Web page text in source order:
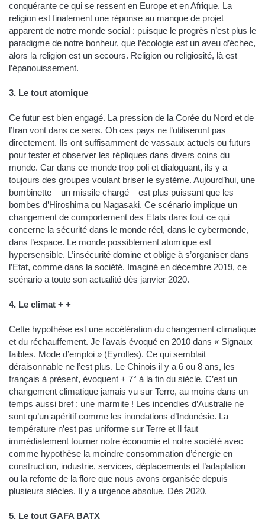
conquérante ce qui se ressent en Europe et en Afrique. La
religion est finalement une réponse au manque de projet
apparent de notre monde social : puisque le progrès n’est plus le
paradigme de notre bonheur, que l’écologie est un aveu d’échec,
alors la religion est un secours. Religion ou religiosité, là est
l’épanouissement.
3. Le tout atomique
Ce futur est bien engagé. La pression de la Corée du Nord et de
l’Iran vont dans ce sens. Oh ces pays ne l’utiliseront pas
directement. Ils ont suffisamment de vassaux actuels ou futurs
pour tester et observer les répliques dans divers coins du
monde. Car dans ce monde trop poli et dialoguant, ils y a
toujours des groupes voulant briser le système. Aujourd’hui, une
bombinette – un missile chargé – est plus puissant que les
bombes d’Hiroshima ou Nagasaki. Ce scénario implique un
changement de comportement des Etats dans tout ce qui
concerne la sécurité dans le monde réel, dans le cybermonde,
dans l’espace. Le monde possiblement atomique est
hypersensible. L’insécurité domine et oblige à s’organiser dans
l’Etat, comme dans la société. Imaginé en décembre 2019, ce
scénario a toute son actualité dès janvier 2020.
4. Le climat + +
Cette hypothèse est une accélération du changement climatique
et du réchauffement. Je l’avais évoqué en 2010 dans « Signaux
faibles. Mode d’emploi » (Eyrolles). Ce qui semblait
déraisonnable ne l’est plus. Le Chinois il y a 6 ou 8 ans, les
français à présent, évoquent + 7° à la fin du siècle. C’est un
changement climatique jamais vu sur Terre, au moins dans un
temps aussi bref : une marmite ! Les incendies d’Australie ne
sont qu’un apéritif comme les inondations d’Indonésie. La
température n’est pas uniforme sur Terre et Il faut
immédiatement tourner notre économie et notre société avec
comme hypothèse la moindre consommation d’énergie en
construction, industrie, services, déplacements et l’adaptation
ou la refonte de la flore que nous avons organisée depuis
plusieurs siècles. Il y a urgence absolue. Dès 2020.
5. Le tout GAFA BATX